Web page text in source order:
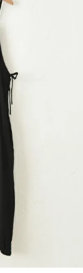
すべて見る
ロ